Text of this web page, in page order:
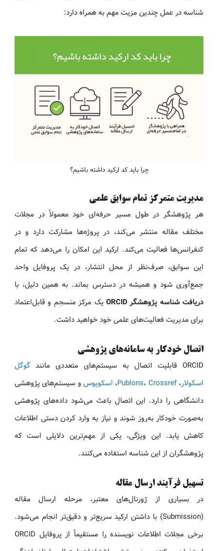
شناسه در عمل چندین مزیت مهم به همراه دارد:
چرا باید کد ارکید داشته باشیم؟
مدیریت متمرکز تمام سوابق علمی
هر پژوهشگر در طول مسیر حرفه‌ای خود معمولاً در مجلات
مختلف مقاله منتشر می‌کند، در پروژه‌ها مشارکت دارد و در
کنفرانس‌ها فعالیت می‌کند. ارکید این امکان را می‌دهد که تمام
این سوابق، صرف‌نظر از محل انتشار، در یک پروفایل واحد
جمع‌آوری شود و همیشه در دسترس بماند. به همین دلیل، با
دریافت شناسه پژوهشگر ORCID
یک مرکز منسجم و قابل‌اعتماد
برای مدیریت فعالیت‌های علمی خود خواهید داشت.
اتصال خودکار به سامانه‌های پژوهشی
ORCID قابلیت اتصال به سیستم‌های متعددی مانند
گوگل
اسکولار، Publons، Crossref ، اسکوپوس و سیستم‌های پژوهشی
دانشگاهی را دارد. این اتصال باعث می‌شود داده‌های پژوهشی
به‌صورت خودکار به‌روز شوند و نیاز به وارد کردن دستی اطلاعات
کاهش یابد. این ویژگی، یکی از مهم‌ترین دلایلی است که
پژوهشگران از این شناسه استفاده می‌کنند.
تسهیل فرآیند ارسال مقاله
در بسیاری از ژورنال‌های معتبر، مرحله ارسال مقاله
(Submission) با داشتن ارکید سریع‌تر و دقیق‌تر انجام می‌شود.
برخی مجلات اطلاعات نویسنده را مستقیماً از پروفایل ORCID